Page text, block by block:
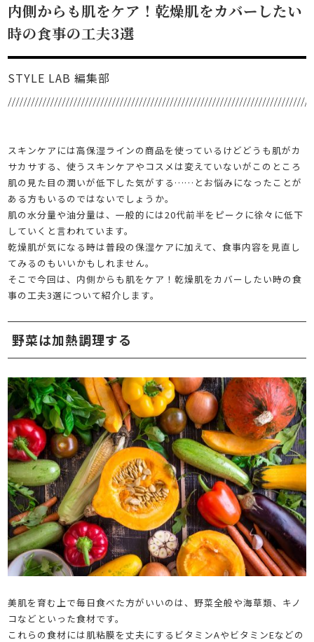
内側からも肌をケア！乾燥肌をカバーしたい
時の食事の工夫3選
STYLE LAB 編集部
スキンケアには高保湿ラインの商品を使っているけどどうも肌がカ
サカサする、使うスキンケアやコスメは変えていないがこのところ
肌の見た目の潤いが低下した気がする……とお悩みになったことが
ある方もいるのではないでしょうか。
肌の水分量や油分量は、一般的には20代前半をピークに徐々に低下
していくと言われています。
乾燥肌が気になる時は普段の保湿ケアに加えて、食事内容を見直し
てみるのもいいかもしれません。
そこで今回は、内側からも肌をケア！乾燥肌をカバーしたい時の食
事の工夫3選について紹介します。
野菜は加熱調理する
美肌を育む上で毎日食べた方がいいのは、野菜全般や海草類、キノ
コなどといった食材です。
これらの食材には肌粘膜を丈夫にするビタミンAやビタミンEなどの